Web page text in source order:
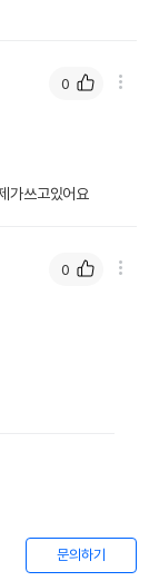
가쓰고있어요
0
0
문의하기